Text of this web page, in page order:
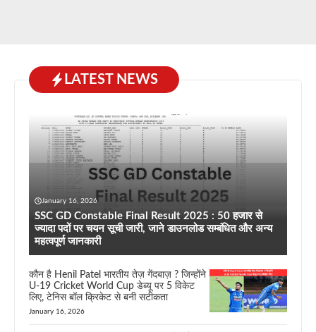
LATEST NEWS
January 16, 2026
SSC GD Constable Final Result 2025 : 50 हजार से
ज्यादा पदों पर चयन सूची जारी, जाने डाउनलोड सम्बंधित और अन्य
महत्वपूर्ण जानकारी
कौन है Henil Patel भारतीय तेज़ गेंदबाज़ ? जिन्होंने
U-19 Cricket World Cup डेब्यू पर 5 विकेट
लिए, टेनिस बॉल क्रिकेट से बनी सटीकता
January 16, 2026